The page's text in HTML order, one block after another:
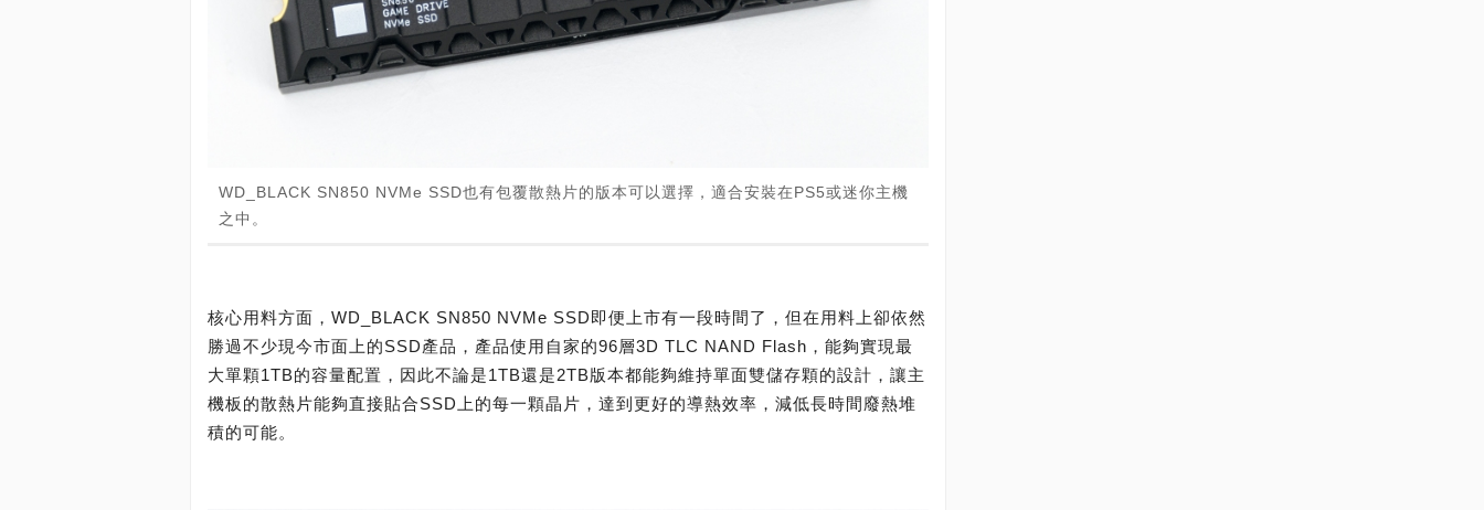
WD_BLACK SN850 NVMe SSD也有包覆散熱片的版本可以選擇，適合安裝在PS5或迷你主機
之中。
核心用料方面，WD_BLACK SN850 NVMe SSD即便上市有一段時間了，但在用料上卻依然
勝過不少現今市面上的SSD產品，產品使用自家的96層3D TLC NAND Flash，能夠實現最
大單顆1TB的容量配置，因此不論是1TB還是2TB版本都能夠維持單面雙儲存顆的設計，讓主
機板的散熱片能夠直接貼合SSD上的每一顆晶片，達到更好的導熱效率，減低長時間廢熱堆
積的可能。